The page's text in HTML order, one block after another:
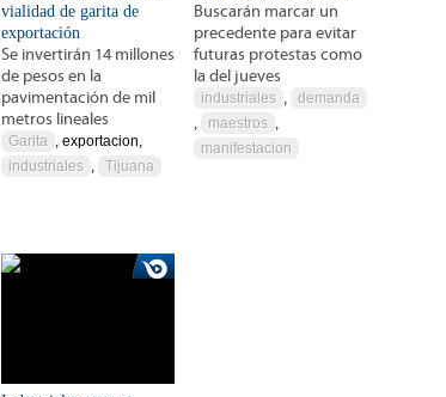
vialidad de garita de
exportación
Se invertirán 14 millones
de pesos en la
pavimentación de mil
metros lineales
Garita , exportacion,
industriales , Tijuana
Buscarán marcar un
precedente para evitar
futuras protestas como
la del jueves
industriales ,
demanda
,
maestros ,
manifestacion